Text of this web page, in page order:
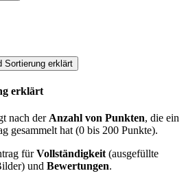
Sortierung erklärt
erklärt
nach der Anzahl von Punkten, die ein
gesammelt hat (0 bis 200 Punkte).
fürVollständigkeit (ausgefüllte
und Bewertungen.